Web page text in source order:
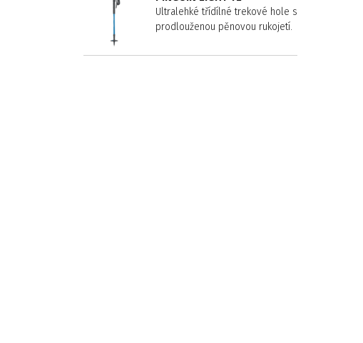
Ultralehké třídílné trekové hole s
prodlouženou pěnovou rukojetí.